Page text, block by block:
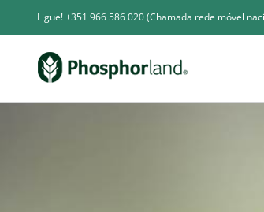
Ligue! +351 966 586 020 (Chamada rede móvel